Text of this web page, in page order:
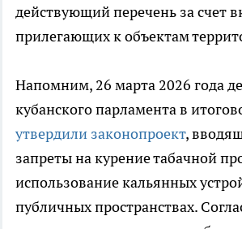
действующий перечень за счет
прилегающих к объектам
Напомним, 26 марта 2026 года
кубанского парламента в
утвердили законопроект,
запреты на курение табачной
использование кальянных
публичных пространствах.